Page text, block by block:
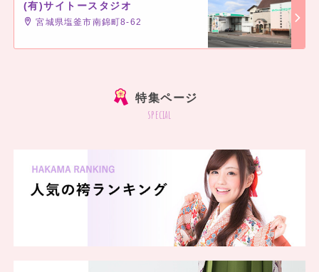
(有)サイトースタジオ
宮城県塩釜市南錦町8-62
特集ページ
special